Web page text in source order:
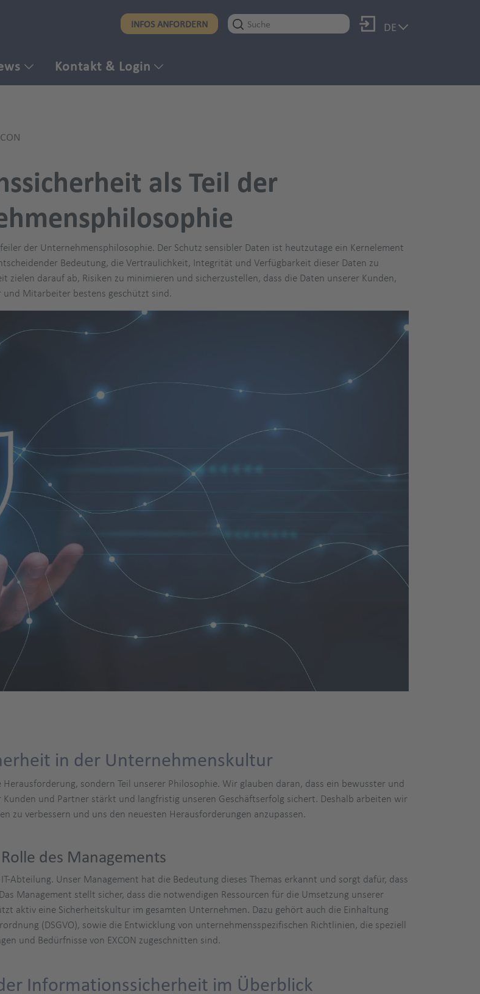
INFOS ANFORDERN
Anmelden
DE
Kontakt & Login
als Teil der
der Unternehmensphilosophie. Der Schutz sensibler Daten ist heutzutage ein Kernelement
Bedeutung, die Vertraulichkeit, Integrität und Verfügbarkeit dieser Daten zu
darauf ab, Risiken zu minimieren und sicherzustellen, dass die Daten unserer Kunden,
und Mitarbeiter bestens geschützt sind.
in der Unternehmenskultur
sondern Teil unserer Philosophie. Wir glauben daran, dass ein bewusster und
und Partner stärkt und langfristig unseren Geschäftserfolg sichert. Deshalb arbeiten wir
zu verbessern und uns den neuesten Herausforderungen anzupassen.
des Managements
Abteilung. Unser Management hat die Bedeutung dieses Themas erkannt und sorgt dafür, dass
Management stellt sicher, dass die notwendigen Ressourcen für die Umsetzung unserer
aktiv eine Sicherheitskultur im gesamten Unternehmen. Dazu gehört auch die Einhaltung
(DSGVO), sowie die Entwicklung von unternehmensspezifischen Richtlinien, die speziell
und Bedürfnisse von EXCON zugeschnitten sind.
Informationssicherheit im Überblick